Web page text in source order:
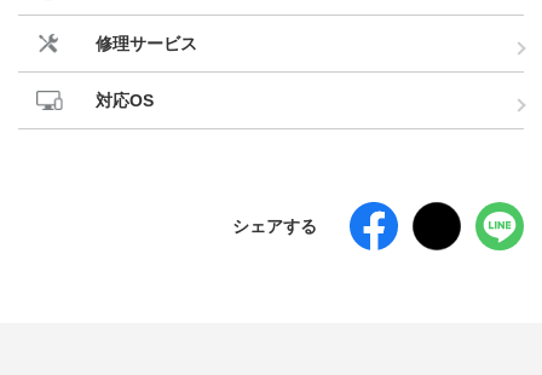
修理サービス
対応OS
シェアする